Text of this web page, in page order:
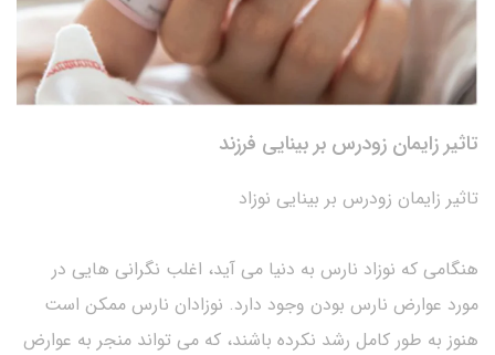
تاثیر زایمان زودرس بر بینایی فرزند
تاثیر زایمان زودرس بر بینایی نوزاد
هنگامی که نوزاد نارس به دنیا می آید، اغلب نگرانی هایی در
مورد عوارض نارس بودن وجود دارد. نوزادان نارس ممکن است
هنوز به طور کامل رشد نکرده باشند، که می تواند منجر به عوارض